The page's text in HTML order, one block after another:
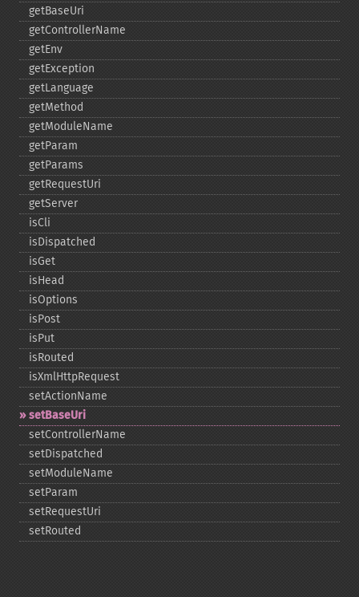
getBaseUri
getControllerName
getEnv
getException
getLanguage
getMethod
getModuleName
getParam
getParams
getRequestUri
getServer
isCli
isDispatched
isGet
isHead
isOptions
isPost
isPut
isRouted
isXmlHttpRequest
setActionName
setBaseUri
setControllerName
setDispatched
setModuleName
setParam
setRequestUri
setRouted